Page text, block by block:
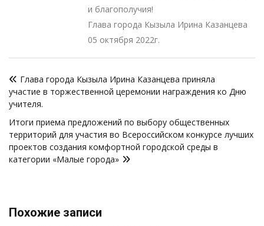
и благополучия!
Глава города Кызыла Ирина Казанцева
05 октября 2022г.
по
записям
Глава города Кызыла Ирина Казанцева приняла
участие в торжественной церемонии награждения ко Дню
учителя.
Итоги приема предложений по выбору общественных
территорий для участия во Всероссийском конкурсе лучших
проектов создания комфортной городской среды в
категории «Малые города»
Похожие записи